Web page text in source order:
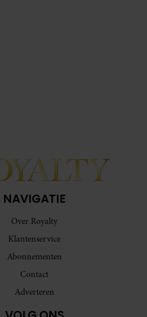
NAVIGATIE
Over Royalty
Klantenservice
Abonnementen
Contact
Adverteren